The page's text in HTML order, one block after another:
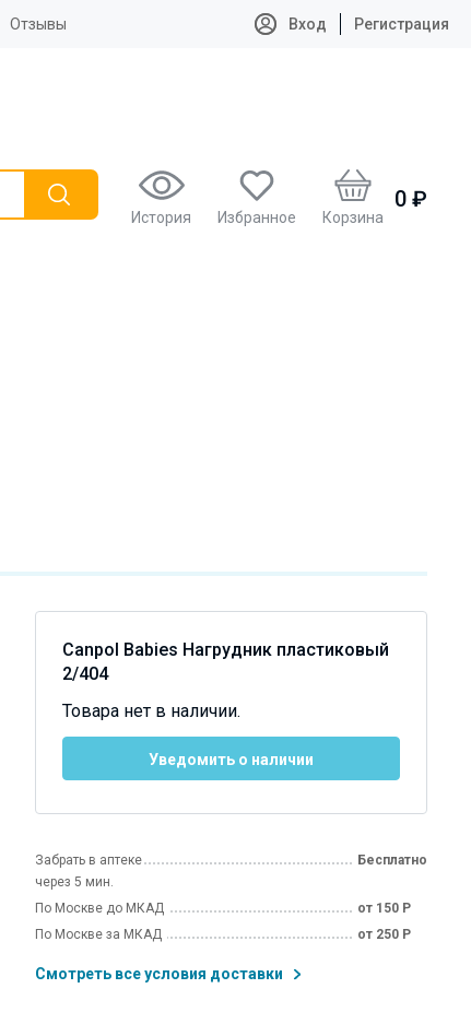
Отзывы Вход Регистрация
История Избранное Корзина
0 ₽
Canpol Babies Нагрудник пластиковый
2/404
Товара нет в наличии.
Уведомить о наличии
Забрать в аптеке
через 5 мин.
Бесплатно
По Москве до МКАД
от 150 Р
По Москве за МКАД
от 250 Р
Смотреть все условия доставки